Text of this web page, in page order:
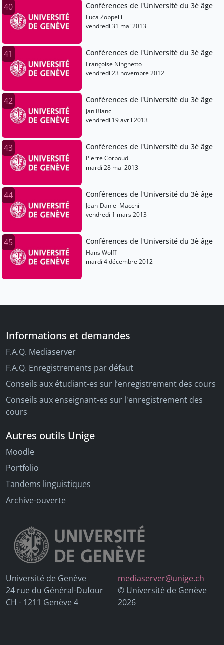
40 Conférences de l'Université du 3è âge
Luca Zoppelli
vendredi 31 mai 2013
41 Conférences de l'Université du 3è âge
Françoise Ninghetto
vendredi 23 novembre 2012
42 Conférences de l'Université du 3è âge
Jan Blanc
vendredi 19 avril 2013
43 Conférences de l'Université du 3è âge
Pierre Corboud
mardi 28 mai 2013
44 Conférences de l'Université du 3è âge
Jean-Daniel Macchi
vendredi 1 mars 2013
45 Conférences de l'Université du 3è âge
Hans Wolff
mardi 4 décembre 2012
Informations et demandes
F.A.Q. Mediaserver
F.A.Q. Enregistrements par défaut
Conseils aux étudiant-es sur l’enregistrement des cours
Conseils aux enseignant-es sur l'enregistrement des
cours
Autres outils Unige
Moodle
Portfolio
Tandems linguistiques
Archive-ouverte
Université de Genève
24 rue du Général-Dufour
CH - 1211 Genève 4
mediaserver@unige.ch
© Université de Genève
2026